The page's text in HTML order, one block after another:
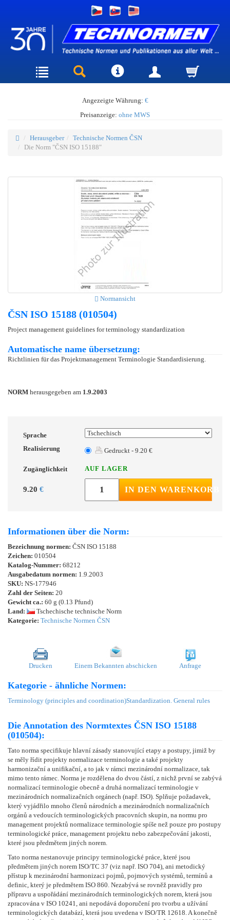
Angezeigte Währung: €
Preisanzeige: ohne MWS
Herausgeber
Technische Normen ČSN
Die Norm "ČSN ISO 15188"
Normansicht
ČSN ISO 15188 (010504)
Project management guidelines for terminology standardization
Automatische name übersetzung:
Richtlinien für das Projektmanagement Terminologie Standardisierung.
NORM herausgegeben am 1.9.2003
Sprache
Realisierung
Gedruckt - 9.20 €
Zugänglichkeit AUF LAGER
9.20 € IN DEN WARENKORB
Informationen über die Norm:
Bezeichnung normen: ČSN ISO 15188
Zeichen: 010504
Katalog-Nummer: 68212
Ausgabedatum normen: 1.9.2003
SKU: NS-177946
Zahl der Seiten: 20
Gewicht ca.: 60 g (0.13 Pfund)
Land:
Tschechische technische Norm
Kategorie: Technische Normen ČSN
Drucken Einem Bekannten abschicken Anfrage
Kategorie - ähnliche Normen:
Terminology (principles and coordination)Standardization. General rules
Die Annotation des Normtextes ČSN ISO 15188
(010504):
Tato norma specifikuje hlavní zásady stanovující etapy a postupy, jimiž by
se měly řídit projekty normalizace terminologie a také projekty
harmonizační a unifikační, a to jak v rámci mezinárodní normalizace, tak
mimo tento rámec. Norma je rozdělena do dvou částí, z nichž první se zabývá
normalizací terminologie obecně a druhá normalizací terminologie v
mezinárodních normalizačních orgánech (např. ISO). Splňuje požadavek,
který vyjádřilo mnoho členů národních a mezinárodních normalizačních
orgánů a vedoucích terminologických pracovních skupin, na normu pro
management projektů normalizace terminologie spíše než pouze pro postupy
terminologické práce, management projektu nebo zabezpečování jakosti,
které jsou předmětem jiných norem.
Tato norma nestanovuje principy terminologické práce, které jsou
předmětem jiných norem ISO/TC 37 (viz např. ISO 704), ani metodický
přístup k mezinárodní harmonizaci pojmů, pojmových systémů, termínů a
definic, který je předmětem ISO 860. Nezabývá se rovněž pravidly pro
přípravu a uspořádání mezinárodních terminologických norem, která jsou
zpracována v ISO 10241, ani nepodává doporučení pro tvorbu a užívání
terminologických databází, která jsou uvedena v ISO/TR 12618. A konečně